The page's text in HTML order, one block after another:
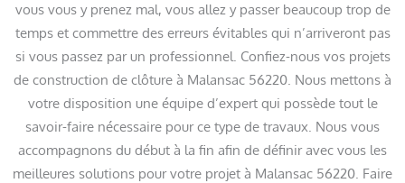
vous vous y prenez mal, vous allez y passer beaucoup trop de
temps et commettre des erreurs évitables qui n’arriveront pas
si vous passez par un professionnel. Confiez-nous vos projets
de construction de clôture à Malansac 56220. Nous mettons à
votre disposition une équipe d’expert qui possède tout le
savoir-faire nécessaire pour ce type de travaux. Nous vous
accompagnons du début à la fin afin de définir avec vous les
meilleures solutions pour votre projet à Malansac 56220. Faire